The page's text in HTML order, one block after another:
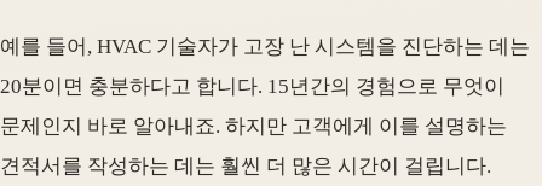
예를 들어, HVAC 기술자가 고장 난 시스템을 진단하는 데는
20분이면 충분하다고 합니다. 15년간의 경험으로 무엇이
문제인지 바로 알아내죠. 하지만 고객에게 이를 설명하는
견적서를 작성하는 데는 훨씬 더 많은 시간이 걸립니다.